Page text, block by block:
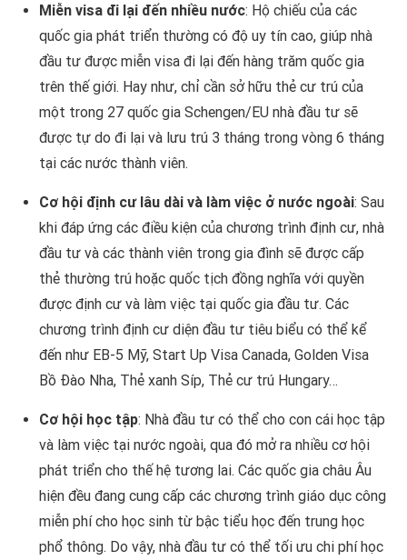
Miễn visa đi lại đến nhiều nước: Hộ chiếu của các
quốc gia phát triển thường có độ uy tín cao, giúp nhà
đầu tư được miễn visa đi lại đến hàng trăm quốc gia
trên thế giới. Hay như, chỉ cần sở hữu thẻ cư trú của
một trong 27 quốc gia Schengen/EU nhà đầu tư sẽ
được tự do đi lại và lưu trú 3 tháng trong vòng 6 tháng
tại các nước thành viên.
Cơ hội định cư lâu dài và làm việc ở nước ngoài: Sau
khi đáp ứng các điều kiện của chương trình định cư, nhà
đầu tư và các thành viên trong gia đình sẽ được cấp
thẻ thường trú hoặc quốc tịch đồng nghĩa với quyền
được định cư và làm việc tại quốc gia đầu tư. Các
chương trình định cư diện đầu tư tiêu biểu có thể kể
đến như EB-5 Mỹ, Start Up Visa Canada, Golden Visa
Bồ Đào Nha, Thẻ xanh Síp, Thẻ cư trú Hungary…
Cơ hội học tập: Nhà đầu tư có thể cho con cái học tập
và làm việc tại nước ngoài, qua đó mở ra nhiều cơ hội
phát triển cho thế hệ tương lai. Các quốc gia châu Âu
hiện đều đang cung cấp các chương trình giáo dục công
miễn phí cho học sinh từ bậc tiểu học đến trung học
phổ thông. Do vậy, nhà đầu tư có thể tối ưu chi phí học